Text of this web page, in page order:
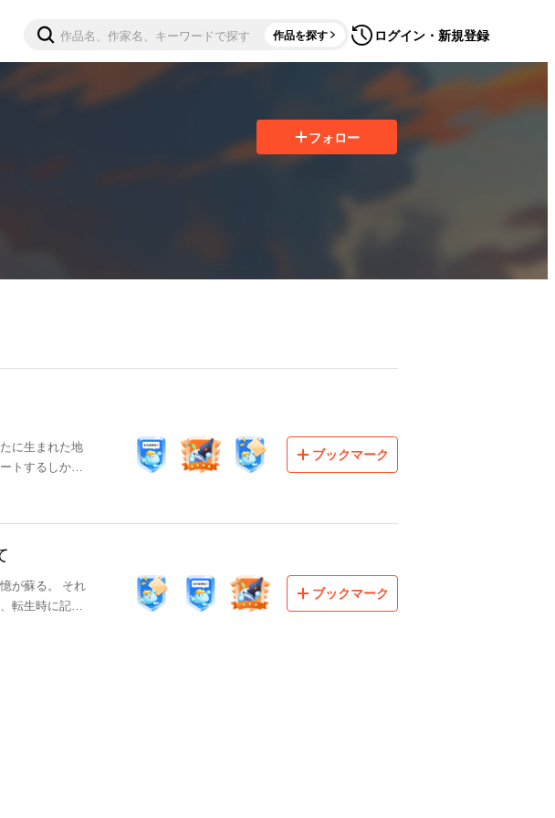
作品を探す ログイン・新規登録
フォロー
に生まれた地
トするしかな
つの世界の支
は十万を割
界の他種族か
接することで
祖父からヒト
の道を模索す
しい道。その
になる! と
ブックマーク
が蘇る。 それ
転生時に記憶
術に驚嘆しつ
を参考にして
特異点、星の
レクセイの覚
ブックマーク